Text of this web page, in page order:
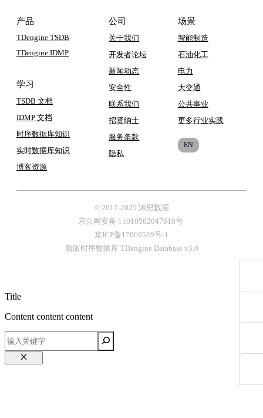
产品
TDengine TSDB
TDengine IDMP
学习
TSDB 文档
IDMP 文档
时序数据库知识
实时数据库知识
博客资源
公司
关于我们
开发者论坛
新闻动态
安全性
联系我们
招贤纳士
服务条款
隐私
场景
智能制造
石油化工
电力
大交通
公共事业
更多行业实践
EN
© 2017-2025 涛思数据
京公网安备 11010502047618号
京ICP备17069529号-1
新版时序数据库 TDengine Database v3.0
Title
Content content content
关